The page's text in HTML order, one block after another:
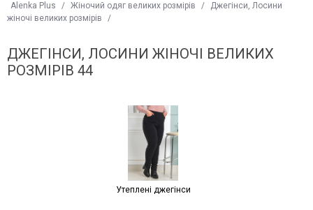
Alenka Plus / Жіночий одяг великих розмірів /
Джегінси, Лосини
жіночі великих розмірів
/
ДЖЕГІНСИ, ЛОСИНИ ЖІНОЧІ ВЕЛИКИХ
РОЗМІРІВ 44
Утеплені джегінси